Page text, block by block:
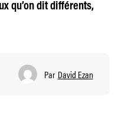
qu’on dit différents,
Par David Ezan